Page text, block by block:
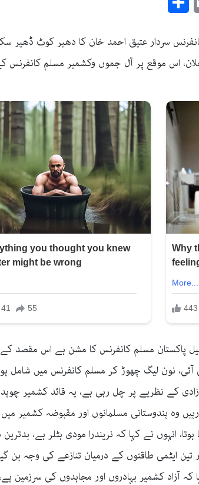
Email
سردار عتیق احمد خان کا دھیر کوٹ ڈھیر
اس موقع پر آل جموں وکشمیر مسلم کانفرنس
پاکستان مسلم کانفرنس کا مشن ہے اس مقصد
نون لیگ چھوڑ کر مسلم کانفرنس میں شامل
کے نظریے پر چل رہی ہے، یہ قائد کشمیر
وہ ہندوستانی مسلمانوں اور مقبوضہ کشمیر
انہوں نے کہا کہ نریندرا مودی ہٹلر ہے،
تین ایٹمی طاقتوں کے درمیان تنازعے کی وجہ
کہ آزاد کشمیر بہادروں اور مجاہدوں کی